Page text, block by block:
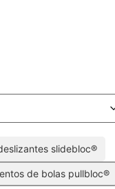
slidebloc®
de bolas pullbloc®